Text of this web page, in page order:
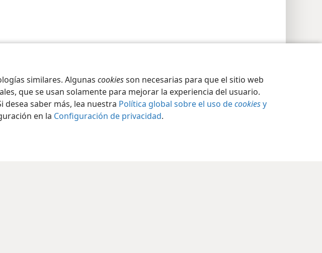
similares. Algunas cookiesson necesarias para que el sitio web
que se usan solamente para mejorar la experiencia del usuario.
desea saber más, lea nuestra Política global sobre el uso decookiesy
en la Configuración de privacidad.